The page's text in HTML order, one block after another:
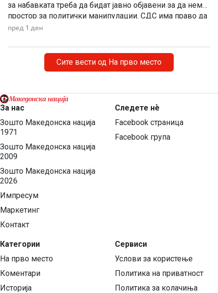
за набавката треба да бидат јавно објавени за да нема
простор за политички манипулации. СДС има право да
бара отчетност, но останува прашањето дали во ваква
чекаат да заврши тендерската постапка додека се
соочуваат […]
пред 1 ден
Сите вести од На прво место
За нас
Зошто Македонска нација
1971
Зошто Македонска нација
2009
Зошто Македонска нација
2026
Импресум
Маркетинг
Контакт
Категории
На прво место
Коментари
Историја
Следете нѐ
Facebook страница
Facebook група
Сервиси
Услови за користење
Политика на приватност
Политика за колачиња